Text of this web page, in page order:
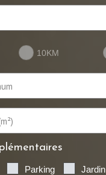
10KM
Parking Jardin